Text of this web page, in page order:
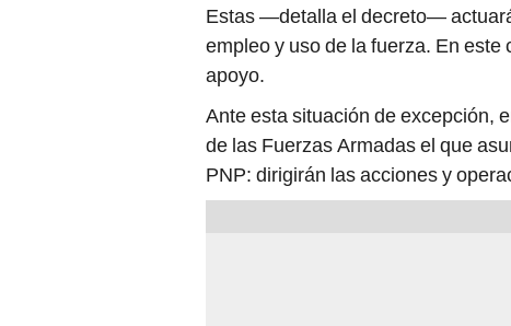
Estas —detalla el decreto—
empleo y uso de la fuerza. En
apoyo.
Ante esta situación de excepción,
de las Fuerzas Armadas el que
PNP: dirigirán las acciones y